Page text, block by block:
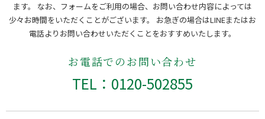
ます。
なお、フォームをご利用の場合、お問い合わせ内容によっては
少々お時間をいただくことがございます。
お急ぎの場合はLINEまたはお
電話よりお問い合わせいただくことをおすすめいたします。
お電話でのお問い合わせ
TEL：0120-502855